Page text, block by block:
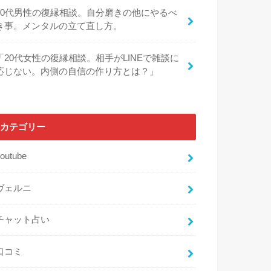
代男性の復縁相談。自分磨きの他にやるべ
事。メンタルの立て直し方。
20代女性の復縁相談。相手がLINEで雑談に
じない。内側の自信の作り方とは？」
カテゴリー
ェルニ
ャット占い
コミ